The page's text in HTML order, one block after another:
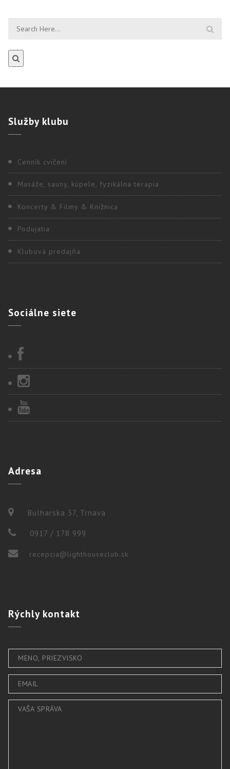
Službyklubu
Cenník cvičení
Masáže, sauny, kúpele, fyzikálna terapia
Koncerty & Filmy & Knižnica
Podujatia
Klubová predajňa
Sociálne siete
Adresa
Bulharska 37, Trnava
0917 / 178 999
recepcia@lighthouseclub.sk
Rýchlykontakt